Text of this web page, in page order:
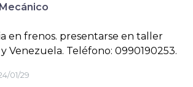
Mecánico
en frenos. presentarse en taller
Venezuela. Teléfono: 0990190253.
01/29